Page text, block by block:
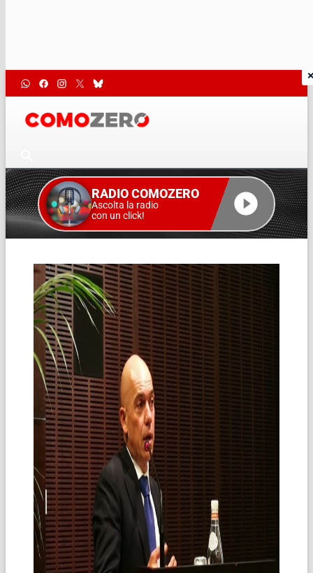
RADIO COMOZERO
Ascolta la radio
con un click!